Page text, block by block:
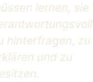
lernen, sie
hinterfragen, zu
und zu